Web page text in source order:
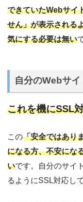
できていたWebサイ
せん」が表示される
気にする必要は無い
自分のWebサ
これを機にSSL
この「安全ではあり
になる方、不安にな
いです。自分のサイ
るようにSSL対応し